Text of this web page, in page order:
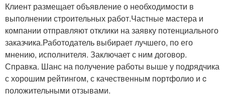
Клиент размещает объявление о необходимости в
выполнении строительных работ.Частные мастера и
компании отправляют отклики на заявку потенциального
заказчика.Работодатель выбирает лучшего, по его
мнению, исполнителя. Заключает с ним договор.
Справка. Шанс на получение работы выше у подрядчика
с хорошим рейтингом, с качественным портфолио и c
положительными отзывами.